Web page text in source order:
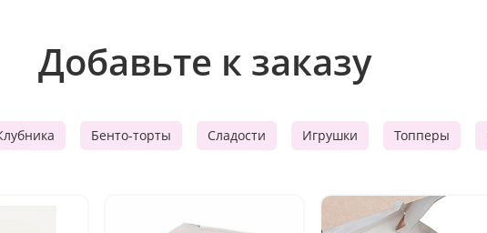
Добавьте к заказу
Бенто-торты Сладости Игрушки Топперы